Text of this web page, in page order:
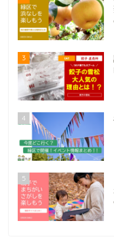
3
4
5